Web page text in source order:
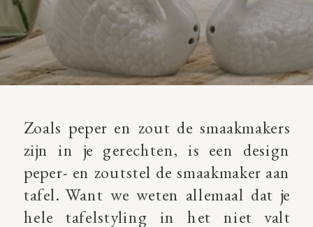
Zoals peper en zout de smaakmakers
zijn in je gerechten, is een design
peper- en zoutstel de smaakmaker aan
tafel. Want we weten allemaal dat je
hele tafelstyling in het niet valt